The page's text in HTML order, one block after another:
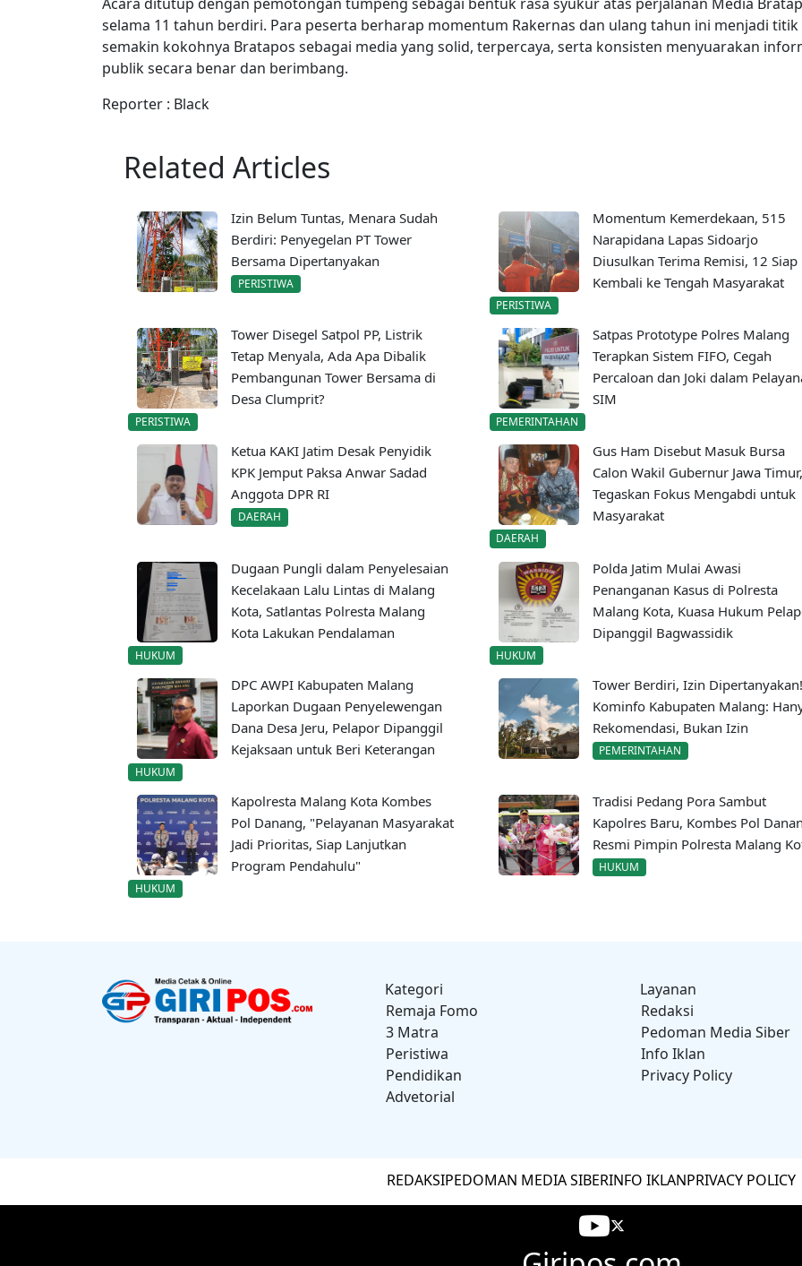
selama 11 tahun berdiri. Para peserta berharap momentum Rakernas dan ulang tahun ini menjadi titik
semakin kokohnya Bratapos sebagai media yang solid, terpercaya, serta konsisten menyuarakan
publik secara benar dan berimbang.
Reporter : Black
Related Articles
Izin Belum Tuntas, Menara Sudah
Berdiri: Penyegelan PT Tower
Bersama Dipertanyakan
PERISTIWA
Momentum Kemerdekaan, 515
Narapidana Lapas Sidoarjo
Diusulkan Terima Remisi, 12 Siap
Kembali ke Tengah Masyarakat
PERISTIWA
Tower Disegel Satpol PP, Listrik
Tetap Menyala, Ada Apa Dibalik
Pembangunan Tower Bersama di
Desa Clumprit?
PERISTIWA
Satpas Prototype Polres Malang
Terapkan Sistem FIFO, Cegah
Percaloan dan Joki dalam
SIM
PEMERINTAHAN
Ketua KAKI Jatim Desak Penyidik
KPK Jemput Paksa Anwar Sadad
Anggota DPR RI
DAERAH
Gus Ham Disebut Masuk Bursa
Calon Wakil Gubernur Jawa Timur,
Tegaskan Fokus Mengabdi untuk
Masyarakat
DAERAH
Dugaan Pungli dalam Penyelesaian
Kecelakaan Lalu Lintas di Malang
Kota, Satlantas Polresta Malang
Kota Lakukan Pendalaman
HUKUM
Polda Jatim Mulai Awasi
Penanganan Kasus di Polresta
Malang Kota, Kuasa Hukum
Dipanggil Bagwassidik
HUKUM
DPC AWPI Kabupaten Malang
Laporkan Dugaan Penyelewengan
Dana Desa Jeru, Pelapor Dipanggil
Kejaksaan untuk Beri Keterangan
HUKUM
Tower Berdiri, Izin Dipertanyakan!
Kominfo Kabupaten Malang:
Rekomendasi, Bukan Izin
PEMERINTAHAN
Kapolresta Malang Kota Kombes
Pol Danang, "Pelayanan Masyarakat
Jadi Prioritas, Siap Lanjutkan
Program Pendahulu"
HUKUM
Tradisi Pedang Pora Sambut
Kapolres Baru, Kombes Pol
Resmi Pimpin Polresta Malang
HUKUM
Kategori
Remaja Fomo
3 Matra
Peristiwa
Pendidikan
Advetorial
Layanan
Redaksi
Pedoman Media Siber
Info Iklan
Privacy Policy
REDAKSIPEDOMAN MEDIA SIBERINFO IKLANPRIVACY POLICY